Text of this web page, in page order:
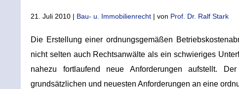
21. Juli 2010 | Bau- u. Immobilienrecht | von Prof. Dr. Ralf Stark
Die Erstellung einer ordnungsgemäßen
nicht selten auch Rechtsanwälte als ein schwieriges
nahezu fortlaufend neue Anforderungen aufstellt.
grundsätzlichen und neuesten Anforderungen an eine